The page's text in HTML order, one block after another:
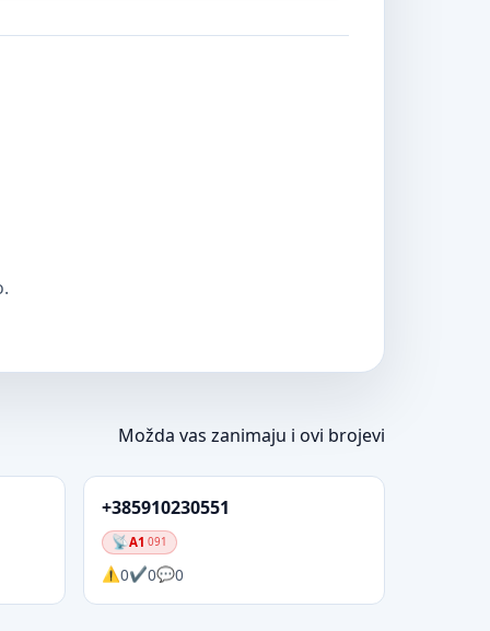
Možda vas zanimaju i ovi brojevi
+385910230551
A1 091
0 0 0